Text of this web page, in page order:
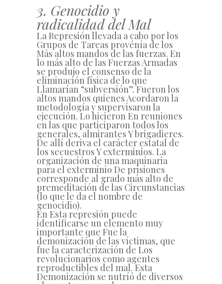
3. Genocidio y
radicalidad del Mal
La Represión llevada a cabo por los
Grupos de Tareas provénía de los
Más altos mandos de las fuerzas. En
lo más alto de las Fuerzas Armadas
se produjo el consenso de la
eliminación física de lo que
Llamarían “subversión”. Fueron los
altos mandos quienes Acordaron la
metodología y supervisaron la
ejecución. Lo hicieron En reuniones
en las que participaron todos los
generales, almirantes Y brigadieres.
De allí deriva el carácter estatal de
los secuestros Y exterminios. La
organización de una maquinaria
para el exterminio De prisiones
corresponde al grado más alto de
premeditación de las Circunstancias
(lo que le da el nombre de
genocidio).
En Esta represión puede
identificarse un elemento muy
importante que Fue la
demonización de las víctimas, que
fue la caracterización de Los
revolucionarios como agentes
reproductibles del mal. Esta
Demonización se nutríó de diversos